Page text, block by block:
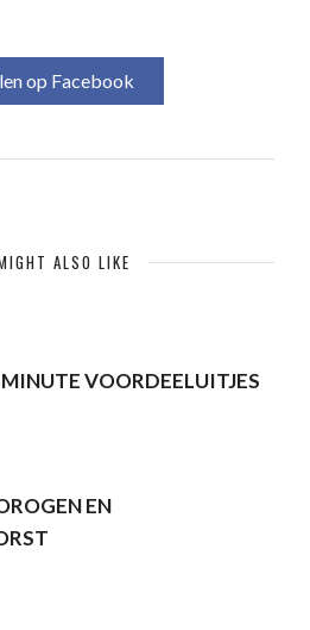
op Facebook
ALSO LIKE
VOORDEELUITJES
EN